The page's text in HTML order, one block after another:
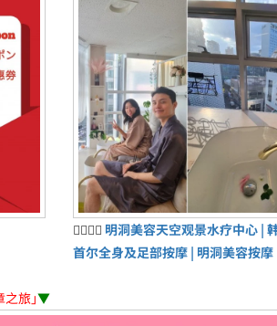
💆‍♀️💆‍♂️ 明洞美容天空观景水疗中心 |
首尔全身及足部按摩 | 明洞美容按摩
旅」▼